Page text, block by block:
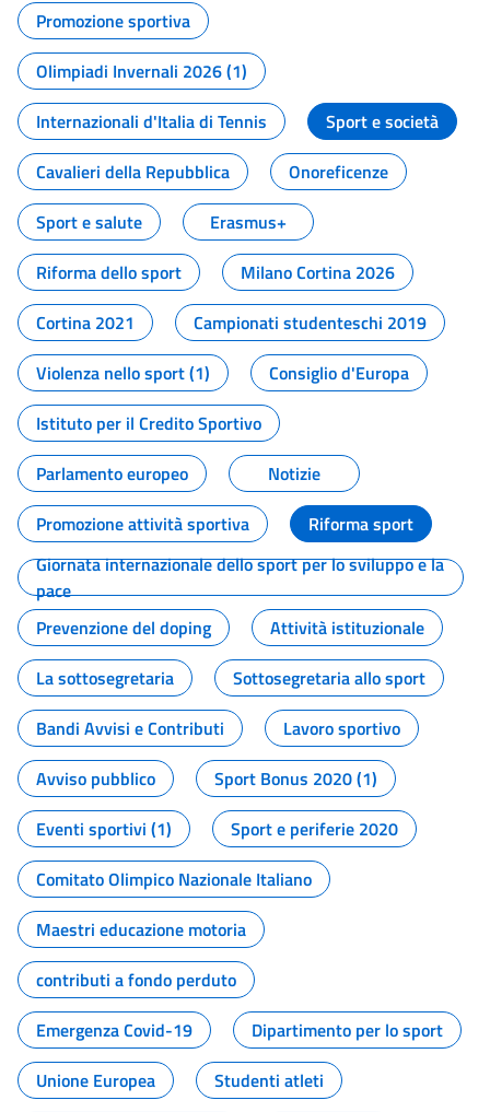
Promozione sportiva
Olimpiadi Invernali 2026 (1)
Internazionali d'Italia di Tennis
Sport e società
Cavalieri della Repubblica
Onoreficenze
Sport e salute
Erasmus+
Riforma dello sport
Milano Cortina 2026
Cortina 2021
Campionati studenteschi 2019
Violenza nello sport (1)
Consiglio d'Europa
Istituto per il Credito Sportivo
Parlamento europeo
Notizie
Promozione attività sportiva
Riforma sport
Giornata internazionale dello sport per lo sviluppo e la
pace
Prevenzione del doping
Attività istituzionale
La sottosegretaria
Sottosegretaria allo sport
Bandi Avvisi e Contributi
Lavoro sportivo
Avviso pubblico
Sport Bonus 2020 (1)
Eventi sportivi (1)
Sport e periferie 2020
Comitato Olimpico Nazionale Italiano
Maestri educazione motoria
contributi a fondo perduto
Emergenza Covid-19
Dipartimento per lo sport
Unione Europea
Studenti atleti